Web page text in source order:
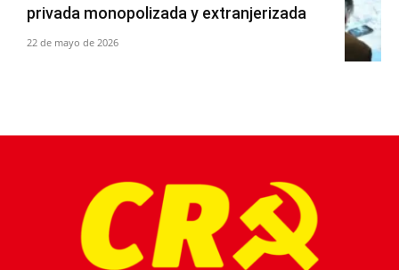
privada monopolizada y extranjerizada
22 de mayo de 2026